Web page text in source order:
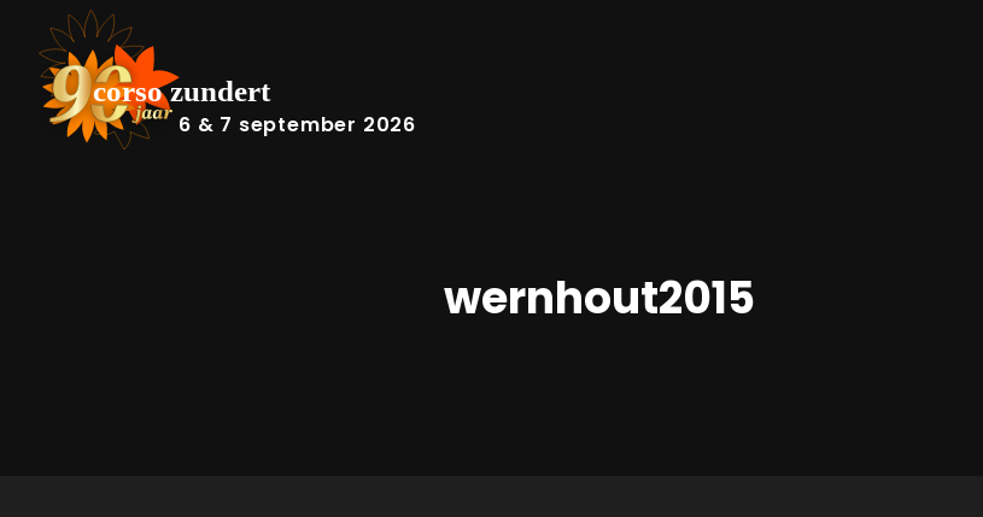
6 & 7 september 2026
wernhout2015